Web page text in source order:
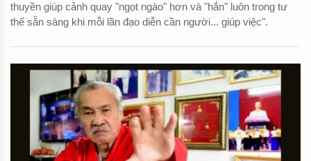
thuyền giúp cảnh quay "ngọt ngào" hơn và "hắn" luôn trong tư
thế sẵn sàng khi mỗi lần đạo diễn cần người... giúp việc".